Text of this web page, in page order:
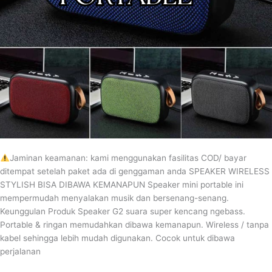
Jaminan keamanan: kami menggunakan fasilitas COD/ bayar
ditempat setelah paket ada di genggaman anda SPEAKER WIRELESS
STYLISH BISA DIBAWA KEMANAPUN Speaker mini portable ini
mempermudah menyalakan musik dan bersenang-senang.
Keunggulan Produk Speaker G2 suara super kencang ngebass.
Portable & ringan memudahkan dibawa kemanapun. Wireless / tanpa
kabel sehingga lebih mudah digunakan. Cocok untuk dibawa
perjalanan